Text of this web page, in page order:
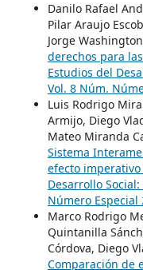
Danilo Rafael
Pilar Araujo
Jorge
derechos para
Estudios del
Vol. 8 Núm.
Luis Rodrigo
Armijo, Diego
Mateo Miranda
Sistema
efecto
Desarrollo
Número Especial
Marco Rodrigo
Quintanilla
Córdova, Diego
Comparación de